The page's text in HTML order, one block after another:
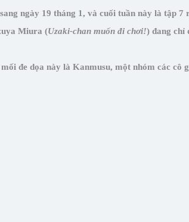
ngày 19 tháng 1, và cuối tuần này là tập 7
Miura (Uzaki-chan muốn đi chơi!) đang chỉ
đe dọa này là Kanmusu, một nhóm các